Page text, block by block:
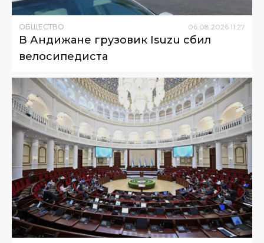
ОБЩЕСТВО 06 08 2026 11:27
В Андижане грузовик Isuzu сбил
велосипедиста